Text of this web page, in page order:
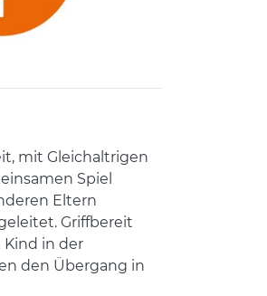
mit Gleichaltrigen
Spiel
Eltern
Griffbereit
in der
den Übergang in